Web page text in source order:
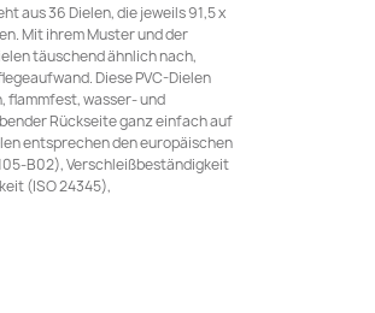
aus 36 Dielen, die jeweils 91,5 x
Mit ihrem Muster und der
täuschend ähnlich nach,
Diese PVC-Dielen
flammfest, wasser- und
Rückseite ganz einfach auf
entsprechen den europäischen
B02), Verschleißbeständigkeit
(ISO 24345),